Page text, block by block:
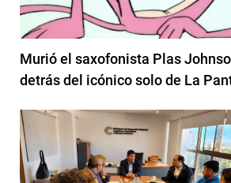
Murió el saxofonista Plas
detrás del icónico solo de La